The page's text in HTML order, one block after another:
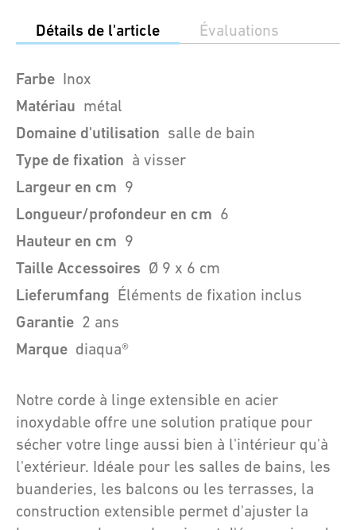
Détails de l'article Évaluations
Farbe Inox
Matériau métal
Domaine d'utilisation salle de bain
Type de fixation à visser
Largeur en cm 9
Longueur/profondeur en cm 6
Hauteur en cm 9
Taille Accessoires Ø 9 x 6 cm
Lieferumfang Éléments de fixation inclus
Garantie 2 ans
Marque diaqua®
Notre corde à linge extensible en acier
inoxydable offre une solution pratique pour
sécher votre linge aussi bien à l'intérieur qu'à
l'extérieur. Idéale pour les salles de bains, les
buanderies, les balcons ou les terrasses, la
construction extensible permet d'ajuster la